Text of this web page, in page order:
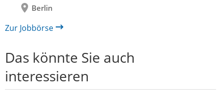
Berlin
Zur Jobbörse
Das könnte Sie auch
interessieren